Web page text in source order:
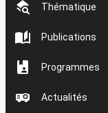
Thématique
Publications
Programmes
Actualités